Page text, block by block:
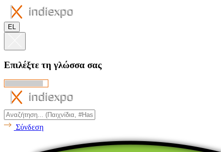
EL
Επιλέξτε τη γλώσσα σας
Σύνδεση